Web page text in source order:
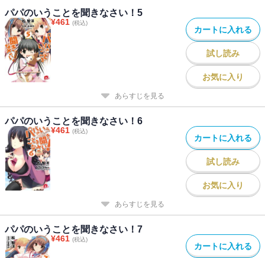
パパのいうことを聞きなさい！5
¥461 (税込)
カートに入れる
試し読み
お気に入り
あらすじを見る
パパのいうことを聞きなさい！6
¥461 (税込)
カートに入れる
試し読み
お気に入り
あらすじを見る
パパのいうことを聞きなさい！7
¥461 (税込)
カートに入れる